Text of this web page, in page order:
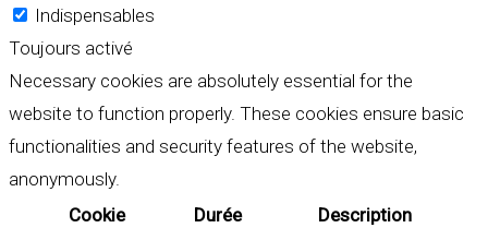
Indispensables
Toujours activé
Necessary cookies are absolutely essential for the
website to function properly. These cookies ensure basic
functionalities and security features of the website,
anonymously.
Cookie
Durée Description